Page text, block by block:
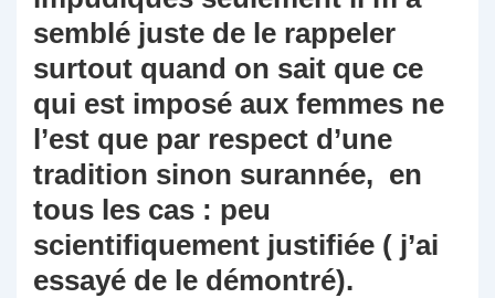
semblé juste de le rappeler
surtout quand on sait que ce
qui est imposé aux femmes ne
l’est que par respect d’une
tradition sinon surannée, en
tous les cas : peu
scientifiquement justifiée ( j’ai
essayé de le démontré).